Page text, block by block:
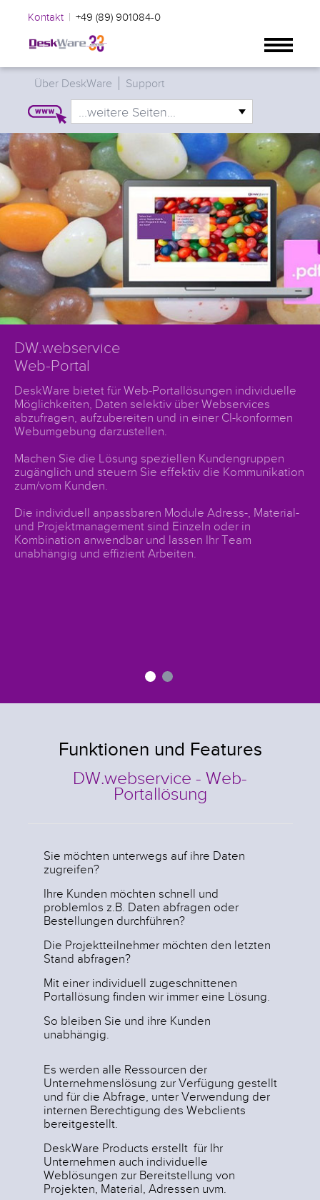
Kontakt | +49 (89) 901084-0
Über DeskWare Support
...weitere Seiten...
Optimierte Web-Portallösung
Optimierte Web-Portallösung für Materialbuchung,
Katalogwesen, Projektmanagement und
Kundenbestellungen aus der DeskWare
Unternehmenssoftware steht weltweit als Cloudlösung
zur Verfügung.
Das System wurde gemeinsam mit der expopartner
GmbH praxisnah entwickelt und dort Live für mehrere
Kunden gehostet und erfolgreich als "Software as a
Service" genutzt.
Präsentation Download
Funktionen und Features
DW.webservice - Web-
Portallösung
Sie möchten unterwegs auf ihre Daten
zugreifen?
Ihre Kunden möchten schnell und
problemlos z.B. Daten abfragen oder
Bestellungen durchführen?
Die Projektteilnehmer möchten den letzten
Stand abfragen?
Mit einer individuell zugeschnittenen
Portallösung finden wir immer eine Lösung.
So bleiben Sie und ihre Kunden
unabhängig.
Es werden alle Ressourcen der
Unternehmenslösung zur Verfügung gestellt
und für die Abfrage, unter Verwendung der
internen Berechtigung des Webclients
bereitgestellt.
DeskWare Products erstellt für Ihr
Unternehmen auch individuelle
Weblösungen zur Bereitstellung von
Projekten, Material, Adressen uvm.